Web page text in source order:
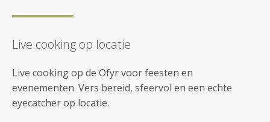
Live cooking op locatie
Live cooking op de Ofyr voor feesten en
evenementen. Vers bereid, sfeervol en een echte
eyecatcher op locatie.